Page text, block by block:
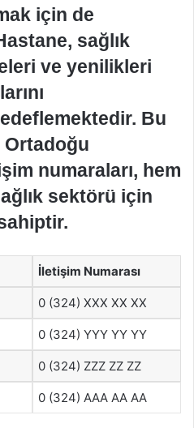
için de
sağlık
ve yenilikleri
Bu
Ortadoğu
numaraları, hem
sektörü için
İletişim Numarası
0 (324) XXX XX XX
0 (324) YYY YY YY
0 (324) ZZZ ZZ ZZ
0 (324) AAA AA AA